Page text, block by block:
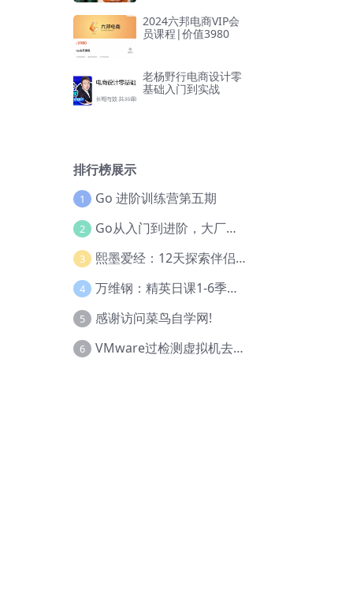
2024六邦电商VIP会
员课程|价值3980
老杨野行电商设计零
基础入门到实战
排行榜展示
1 Go 进阶训练营第五期
2 Go从入门到进阶，大厂案例全流程实践(完结)
3 熙墨爱经：12天探索伴侣亲密度
4 万维钢：精英日课1-6季合集
5 感谢访问菜鸟自学网!
6 VMware过检测虚拟机去虚拟化教程(工具+基础+进阶)